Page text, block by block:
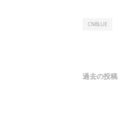
CNBLUE
過去の投稿